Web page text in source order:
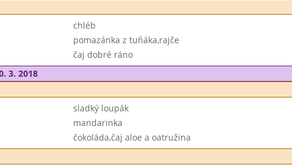
chléb
pomazánka z tuňáka,rajče
čaj dobré ráno
3. 2018
sladký loupák
mandarinka
čokoláda,čaj aloe a oatružina